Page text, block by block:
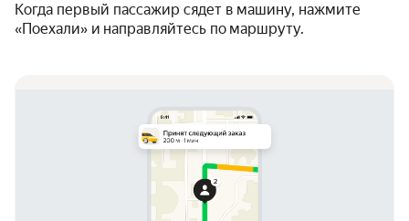
Когда первый пассажир сядет в машину, нажмите
«Поехали» и направляйтесь по маршруту.